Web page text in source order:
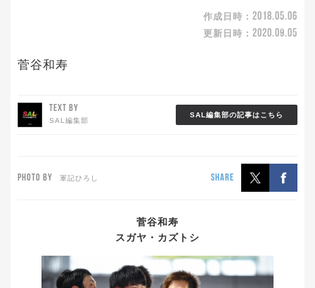
作成日時： 2018.05.06
更新日時： 2020.09.05
菅谷和寿
TEXT BY
SAL編集部
SAL編集部の記事はこちら
PHOTO BY 軍記ひろし SHARE
菅谷和寿
スガヤ・カズトシ